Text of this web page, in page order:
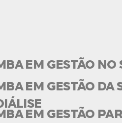
EM GESTÃO NO
EM GESTÃO DA
EM GESTÃO